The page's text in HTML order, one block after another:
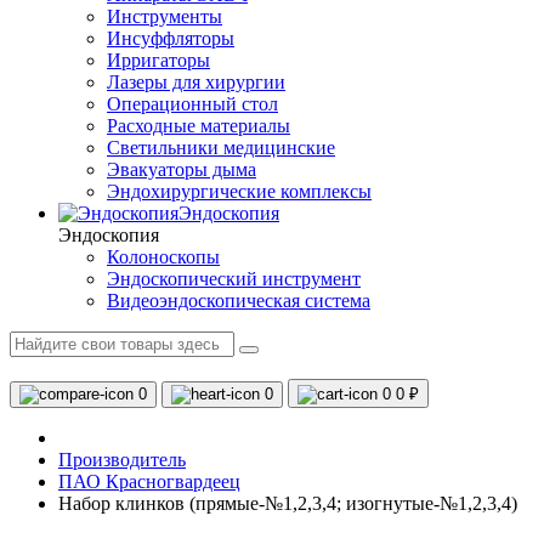
Инструменты
Инсуффляторы
Ирригаторы
Лазеры для хирургии
Операционный стол
Расходные материалы
Светильники медицинские
Эвакуаторы дыма
Эндохирургические комплексы
Эндоскопия
Эндоскопия
Колоноскопы
Эндоскопический инструмент
Видеоэндоскопическая система
0 0 0 0 ₽
Производитель
ПАО Красногвардеец
Набор клинков (прямые-№1,2,3,4; изогнутые-№1,2,3,4)